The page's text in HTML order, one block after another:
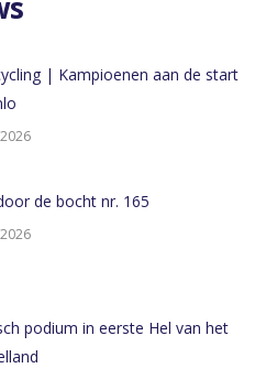
| Kampioenen aan de start
de bocht nr. 165
podium in eerste Hel van het